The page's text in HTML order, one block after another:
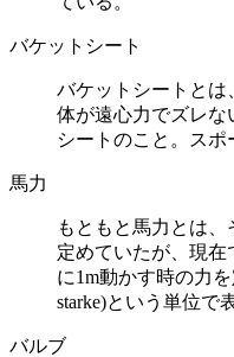
バケットシート
バケットシートとは
体が遠心力でズレな
シートのこと。スポ
馬力
もともと馬力とは
定めていたが、現在
に1m動かす時の力
starke)という単位で
バルブ